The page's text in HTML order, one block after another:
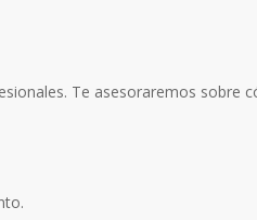
Te asesoraremos sobre